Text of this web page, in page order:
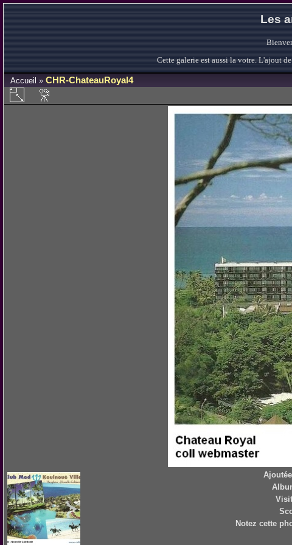
Les
Cette galerie est aussi la votre. L'ajout
Accueil » CHR-ChateauRoyal4
Notez cette